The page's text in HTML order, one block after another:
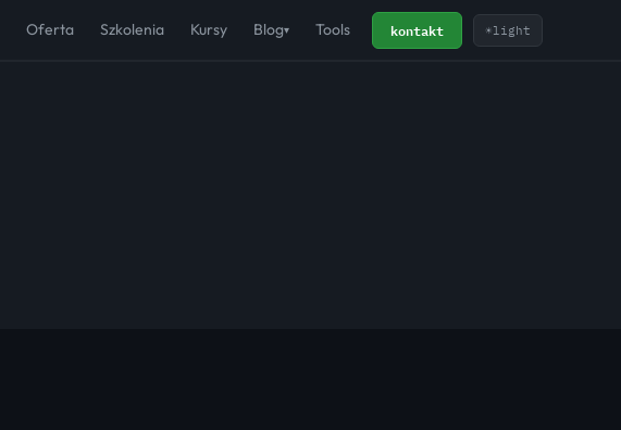
Oferta Szkolenia Kursy Blog▾ Tools kontakt ☀light